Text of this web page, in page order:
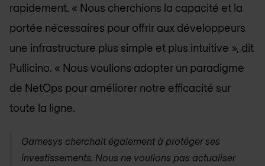
rapidement. « Nous cherchions la capacité et la
portée nécessaires pour offrir aux développeurs
une infrastructure plus simple et plus intuitive », dit
Pullicino. « Nous voulions adopter un paradigme
de NetOps pour améliorer notre efficacité sur
toute la ligne.
Gamesys cherchait également à protéger ses
investissements. Nous ne voulions pas actualiser